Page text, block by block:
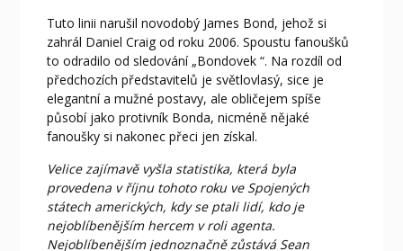
Tuto linii narušil novodobý James Bond, jehož si
zahrál Daniel Craig od roku 2006. Spoustu fanoušků
to odradilo od sledování „Bondovek“. Na rozdíl od
předchozích představitelů je světlovlasý, sice je
elegantní a mužné postavy, ale obličejem spíše
působí jako protivník Bonda, nicméně nějaké
fanoušky si nakonec přeci jen získal.
Velice zajímavě vyšla statistika, která byla
provedena v říjnu tohoto roku ve Spojených
státech amerických, kdy se ptali lidí, kdo je
nejoblíbenějším hercem v roli agenta.
Nejoblíbenějším jednoznačně zůstává Sean